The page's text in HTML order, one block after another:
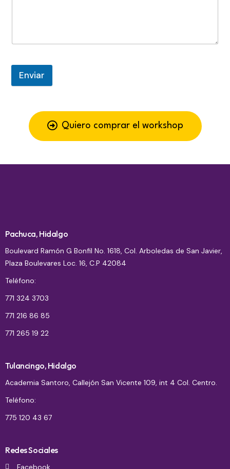
Enviar
Quiero comprar el workshop
Pachuca, Hidalgo
Boulevard Ramón G Bonfil No. 1618, Col. Arboledas de San Javier,
Plaza Boulevares Loc. 16, C.P 42084
Teléfono:
771 324 3703
771 216 86 85
771 265 19 22
Tulancingo, Hidalgo
Academia Santoro, Callejón San Vicente 109, int 4 Col. Centro.
Teléfono:
775 120 43 67
Redes Sociales
Facebook